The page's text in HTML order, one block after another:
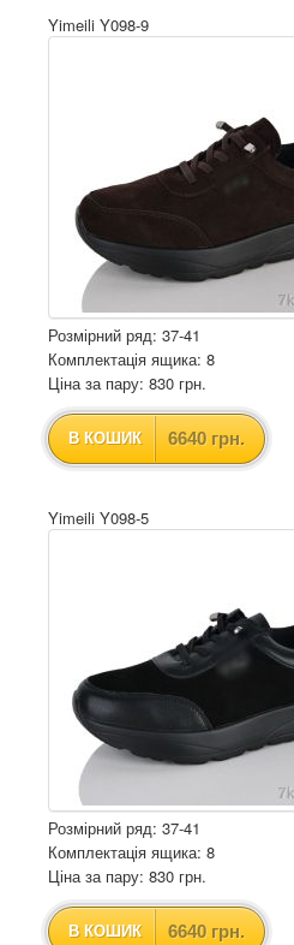
Yimeili Y098-9
Розмірний ряд: 37-41
Комплектація ящика: 8
Ціна за пару: 830 грн.
В КОШИК 6640 грн.
Yimeili Y098-5
Розмірний ряд: 37-41
Комплектація ящика: 8
Ціна за пару: 830 грн.
В КОШИК 6640 грн.